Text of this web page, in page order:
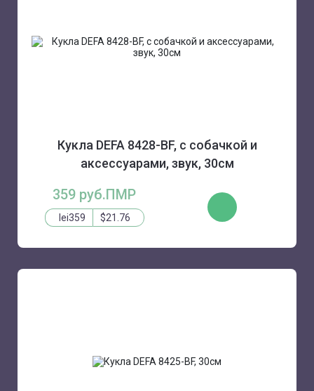
Кукла DEFA 8428-BF, с собачкой и
аксессуарами, звук, 30см
359 руб.ПМР
lei359 $21.76
КУПИТЬ